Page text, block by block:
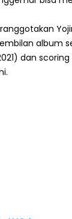
album
dan